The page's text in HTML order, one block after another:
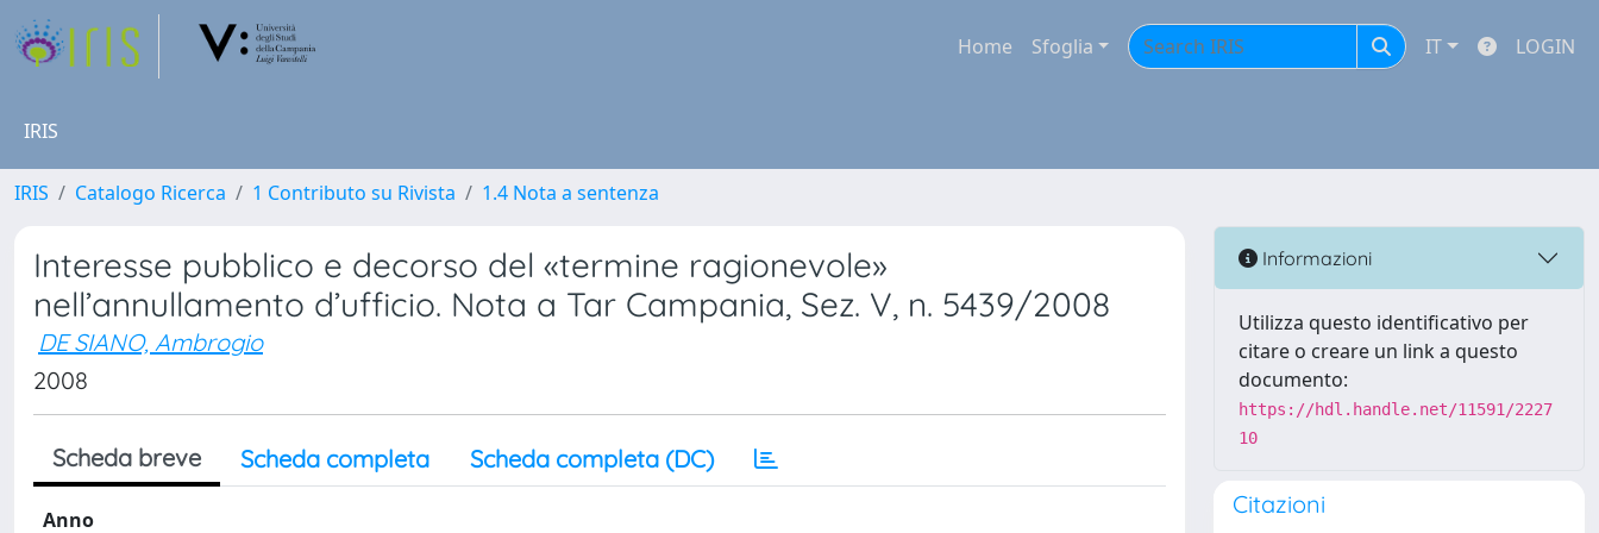
Home Sfoglia IT LOGIN
IRIS
IRIS Catalogo Ricerca 1 Contributo su Rivista 1.4 Nota a sentenza
Interesse pubblico e decorso del «termine ragionevole»
nell’annullamento d’ufficio. Nota a Tar Campania, Sez. V, n. 5439/2008
DE SIANO, Ambrogio
2008
Scheda breve Scheda completa Scheda completa (DC)
Anno
Informazioni
Utilizza questo identificativo per
citare o creare un link a questo
documento:
https://hdl.handle.net/11591/2227
10
Citazioni